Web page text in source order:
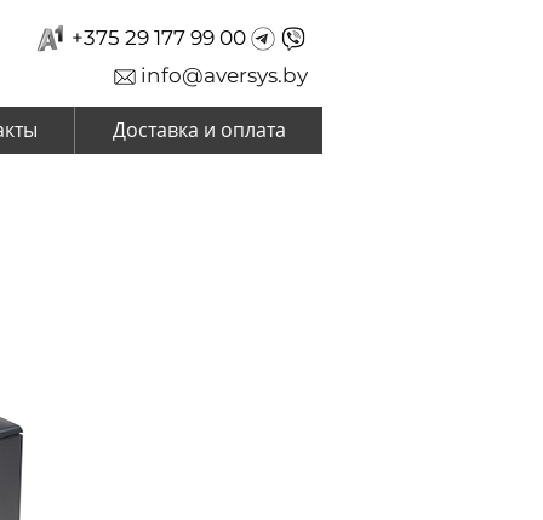
+375 29 177 99 00
info@aversys.by
Доставка и оплата